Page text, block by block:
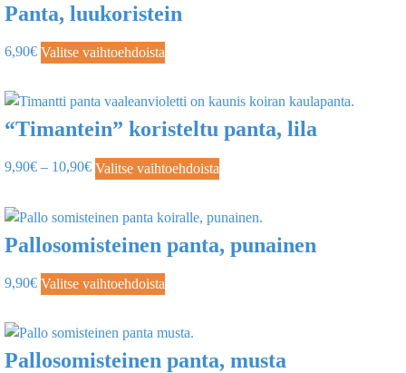
Panta, luukoristein
6,90€ Valitse vaihtoehdoista
“Timantein” koristeltu panta, lila
9,90€ – 10,90€ Valitse vaihtoehdoista
Pallosomisteinen panta, punainen
9,90€ Valitse vaihtoehdoista
Pallosomisteinen panta, musta